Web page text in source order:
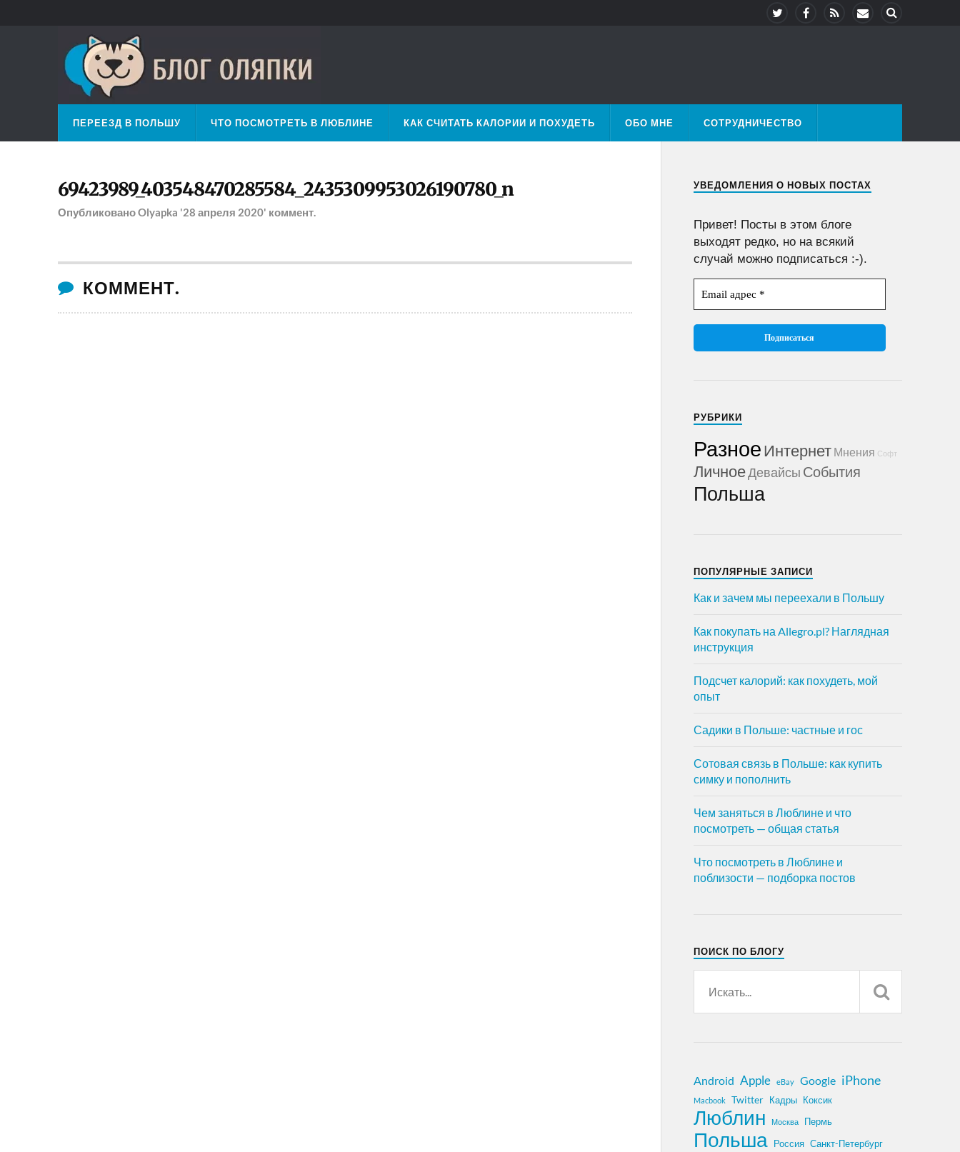
ПЕРЕЕЗД В ПОЛЬШУ ЧТО ПОСМОТРЕТЬ В ЛЮБЛИНЕ КАК СЧИТАТЬ КАЛОРИИ И ПОХУДЕТЬ ОБО МНЕ СОТРУДНИЧЕСТВО
69423989_403548470285584_2435309953026190780_n
ОпубликованоOlyapka '28 апреля 2020' коммент.
КОММЕНТ.
УВЕДОМЛЕНИЯ О НОВЫХ ПОСТАХ
Привет! Посты в этом блоге
выходят редко, но на всякий
случай можно подписаться :-).
РУБРИКИ
РазноеИнтернет Мнения Софт
ЛичноеДевайсы События
Польша
ПОПУЛЯРНЫЕ ЗАПИСИ
Как и зачем мы переехали в Польшу
Как покупать на Allegro.pl? Наглядная
инструкция
Подсчет калорий: как похудеть, мой
опыт
Садики в Польше: частные и гос
Сотовая связь в Польше: как купить
симку и пополнить
Чем заняться в Люблине и что
посмотреть — общая статья
Что посмотреть в Люблине и
поблизости — подборка постов
ПОИСК ПО БЛОГУ
Android Apple eBay Google iPhone
Macbook Twitter Кадры Коксик
Люблин Москва Пермь
Польша Россия Санкт-Петербург